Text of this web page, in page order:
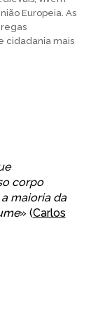
Europeia. As
cidadania mais
corpo
maioria da
» (Carlos